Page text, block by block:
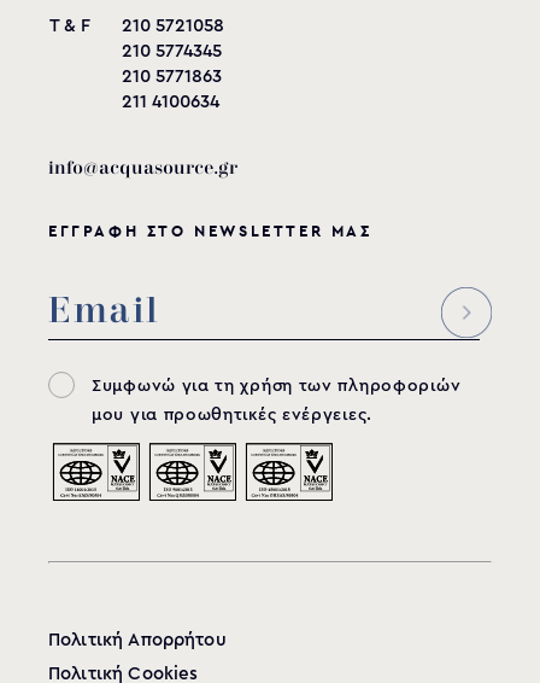
T & F
210 5721058
210 5774345
210 5771863
211 4100634
info@acquasource.gr
ΕΓΓΡΑΦΗ ΣΤΟ NEWSLETTER ΜΑΣ
Συμφωνώ για τη χρήση των πληροφοριών
μου για προωθητικές ενέργειες.
Πολιτική Απορρήτου
Πολιτική Cookies